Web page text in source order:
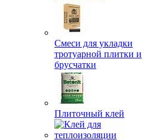
Смеси для укладки
тротуарной плитки и
брусчатки
Плиточный клей